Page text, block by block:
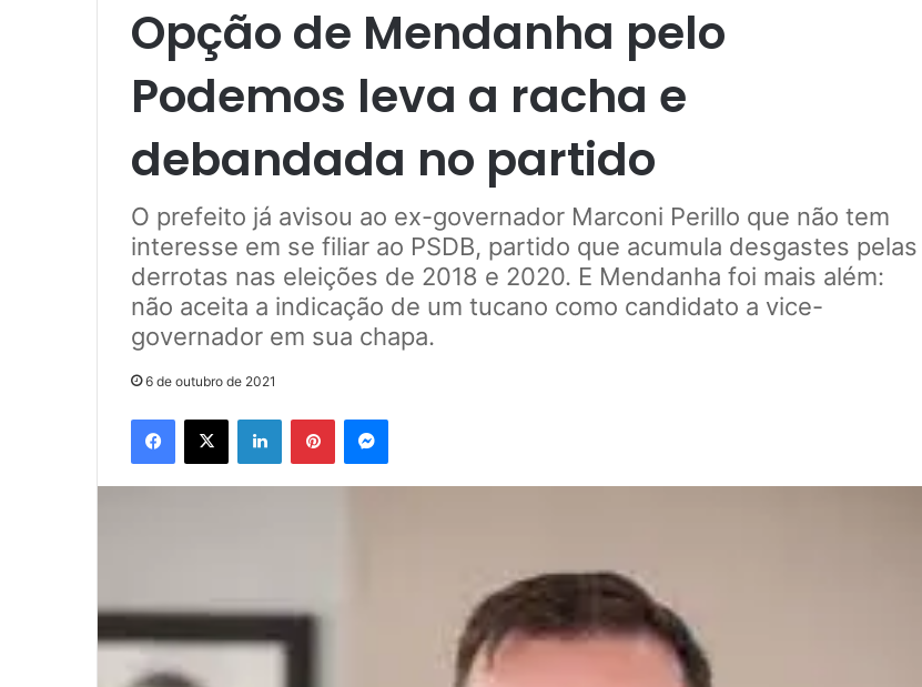
Opção de Mendanha pelo
Podemos leva a racha e
debandada no partido
O prefeito já avisou ao ex-governador Marconi Perillo que não tem
interesse em se filiar ao PSDB, partido que acumula desgastes pelas
derrotas nas eleições de 2018 e 2020. E Mendanha foi mais além:
não aceita a indicação de um tucano como candidato a vice-
governador em sua chapa.
6 de outubro de 2021
Facebook
X LinkedinPinterestMessenger